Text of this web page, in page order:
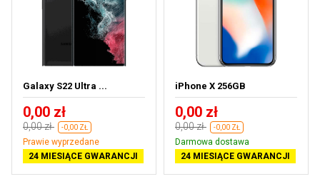
Galaxy S22 Ultra ...
0,00 zł
0,00 zł -0,00 ZŁ
Prawie wyprzedane
24 MIESIĄCE GWARANCJI
iPhone X 256GB
0,00 zł
0,00 zł -0,00 ZŁ
Darmowa dostawa
24 MIESIĄCE GWARANCJI